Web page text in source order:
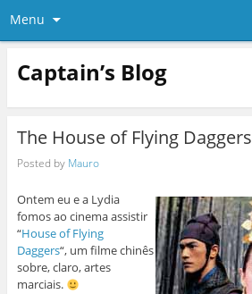
Menu
Captain’s Blog
The House of Flying Daggers
Posted by Mauro
Ontem eu e a Lydia
fomos ao cinema assistir
“House of Flying
Daggers“, um filme chinês
sobre, claro, artes
marciais.